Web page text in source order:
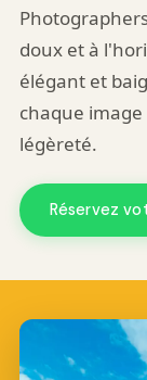
doux et à
élégant et
chaque
légèreté.
Réservez